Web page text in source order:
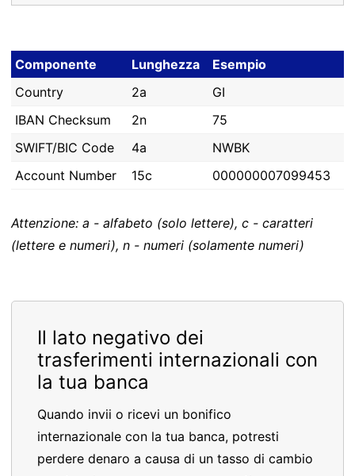
Componente Lunghezza
Esempio
Country
2a
GI
IBAN Checksum
2n
75
SWIFT/BIC Code
4a
NWBK
Account Number
15c 000000007099453
Attenzione: a - alfabeto (solo lettere), c - caratteri
(lettere e numeri), n - numeri (solamente numeri)
Il lato negativo dei
trasferimenti internazionali con
la tua banca
Quando invii o ricevi un bonifico
internazionale con la tua banca, potresti
perdere denaro a causa di un tasso di cambio